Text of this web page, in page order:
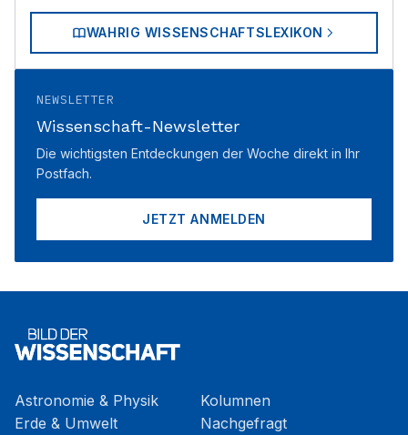
WAHRIG WISSENSCHAFTSLEXIKON
NEWSLETTER
Wissenschaft-Newsletter
Die wichtigsten Entdeckungen der Woche direkt in Ihr
Postfach.
JETZT ANMELDEN
Astronomie & Physik
Erde & Umwelt
Kolumnen
Nachgefragt